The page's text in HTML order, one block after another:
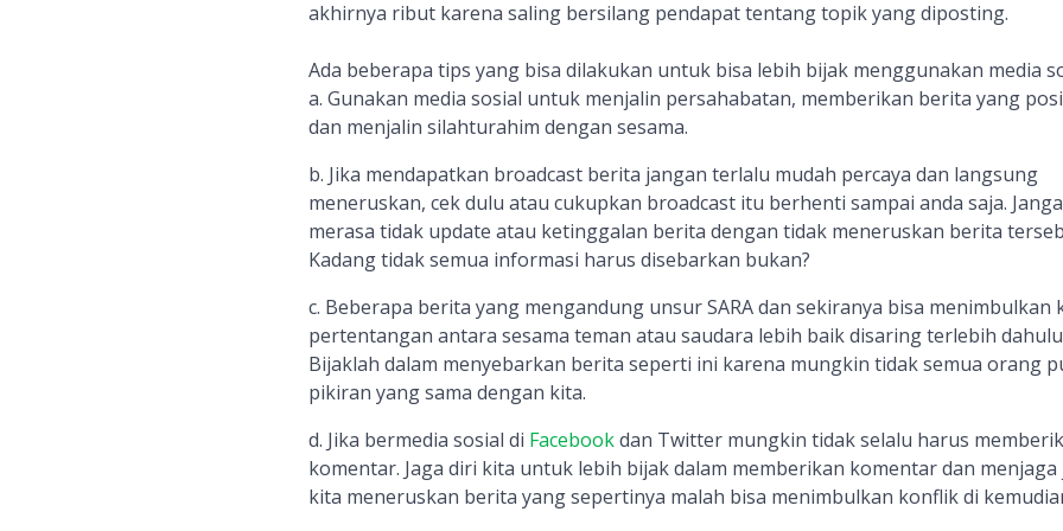
akhirnya ribut karena saling bersilang pendapat tentang topik yang diposting.
Ada beberapa tips yang bisa dilakukan untuk bisa lebih bijak menggunakan media
a. Gunakan media sosial untuk menjalin persahabatan, memberikan berita yang
dan menjalin silahturahim dengan sesama.
b. Jika mendapatkan broadcast berita jangan terlalu mudah percaya dan langsung
meneruskan, cek dulu atau cukupkan broadcast itu berhenti sampai anda saja.
merasa tidak update atau ketinggalan berita dengan tidak meneruskan berita
Kadang tidak semua informasi harus disebarkan bukan?
c. Beberapa berita yang mengandung unsur SARA dan sekiranya bisa menimbulkan
pertentangan antara sesama teman atau saudara lebih baik disaring terlebih
Bijaklah dalam menyebarkan berita seperti ini karena mungkin tidak semua orang
pikiran yang sama dengan kita.
d. Jika bermedia sosial di Facebookdan Twitter mungkin tidak selalu harus
komentar. Jaga diri kita untuk lebih bijak dalam memberikan komentar dan menjaga
kita meneruskan berita yang sepertinya malah bisa menimbulkan konflik di